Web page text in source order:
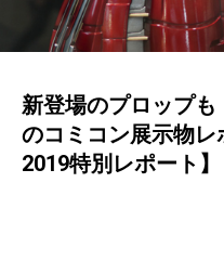
新登場のプロップ
のコミコン展示物
2019特別レポート】